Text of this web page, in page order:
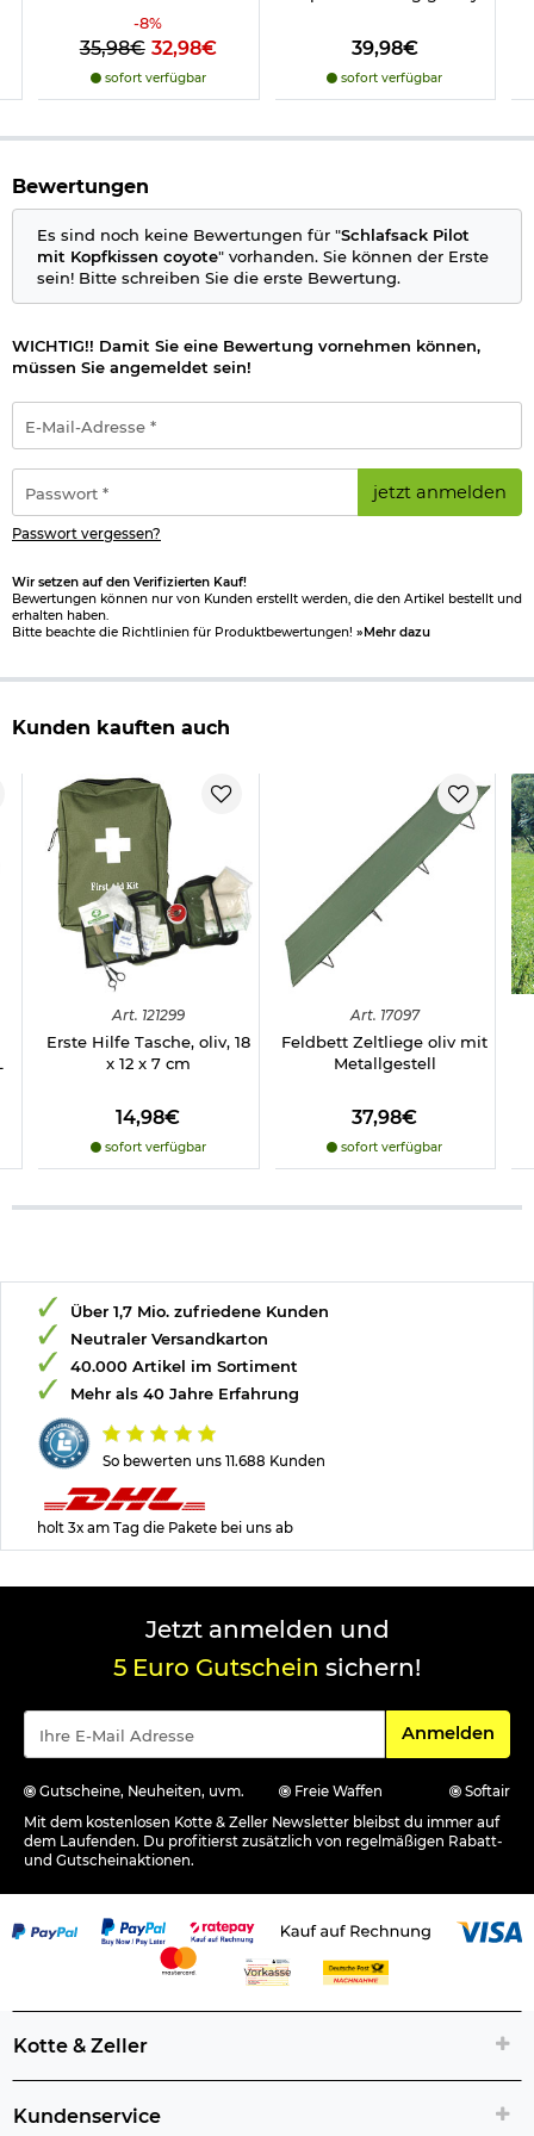
Futter: 100% Polyester
Füllung: 100% Polyester- (2x200g/m2 Hohlfaser)
-8%
35,98€ 32,98€
sofort verfügbar
39,98€
sofort verfügbar
Bewertungen
Es sind noch keine Bewertungen für "Schlafsack Pilot
mit Kopfkissen coyote" vorhanden. Sie können der Erste
sein! Bitte schreiben Sie die erste Bewertung.
WICHTIG!! Damit Sie eine Bewertung vornehmen können,
müssen Sie angemeldet sein!
Mail-
Adresse
*
jetzt anmelden
Passwort vergessen?
Wir setzen auf den Verifizierten Kauf!
Bewertungen können nur von Kunden erstellt werden, die den Artikel bestellt und
erhalten haben.
Bitte beachte die Richtlinien für Produktbewertungen! »Mehr dazu
Kunden kauften auch
Art. 121299
Erste Hilfe Tasche, oliv, 18
x 12 x 7 cm
14,98€
sofort verfügbar
Art. 17097
Feldbett Zeltliege oliv mit
Metallgestell
37,98€
sofort verfügbar
So bewerten uns 11.688 Kunden
Über 1,7 Mio. zufriedene Kunden
Neutraler Versandkarton
40.000 Artikel im Sortiment
Mehr als 40 Jahre Erfahrung
holt 3x am Tag die Pakete bei uns ab
Jetzt anmelden und
5 Euro Gutschein sichern!
Für den
Anmelden
Gutscheine, Neuheiten, uvm. Freie Waffen
Softair
Mit dem kostenlosen Kotte & Zeller Newsletter bleibst du immer auf
dem Laufenden. Du profitierst zusätzlich von regelmäßigen Rabatt-
und Gutscheinaktionen.
Kotte & Zeller
Kundenservice